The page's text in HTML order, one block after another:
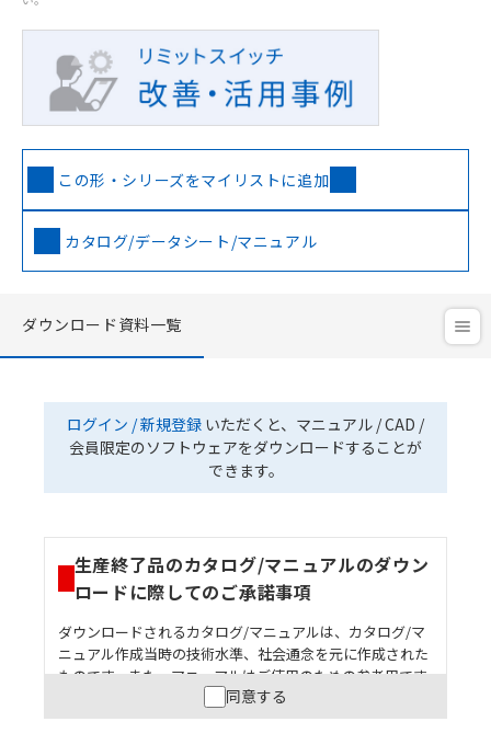
この形・シリーズをマイリストに追加
カタログ/データシート/マニュアル
ダウンロード資料一覧
ログイン / 新規登録 いただくと、マニュアル / CAD /
会員限定のソフトウェアをダウンロードすることが
できます。
生産終了品のカタログ/マニュアルのダウン
ロードに際してのご承諾事項
ダウンロードされるカタログ/マニュアルは、カタログ/マ
ニュアル作成当時の技術水準、社会通念を元に作成された
ものです。また、マニュアルはご使用のための参考用です
ので、ご使用にあたっての安全性については十分にご配慮
ください。以下の内容をご承諾の上、ご利用ください。
同意する